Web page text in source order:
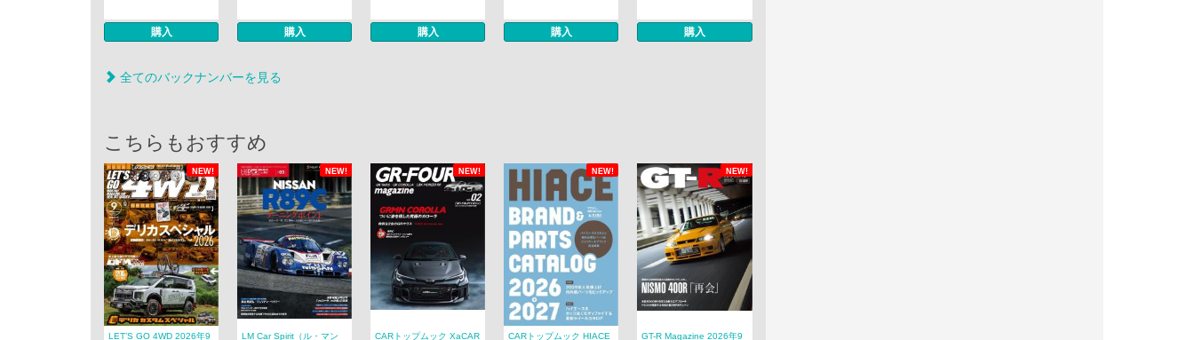
購入 購入 購入 購入 購入
全てのバックナンバーを見る
こちらもおすすめ
NEW! NEW! NEW! NEW! NEW!
LET’S GO 4WD 2026年9 LM Car Spirit（ル・マン CARトップムック XaCAR CARトップムック HIACE GT-R Magazine 2026年9